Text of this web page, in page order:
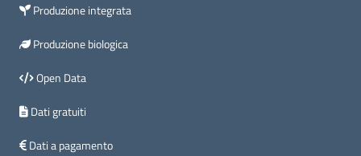
Produzione integrata
Produzione biologica
Open Data
Dati gratuiti
Dati a pagamento